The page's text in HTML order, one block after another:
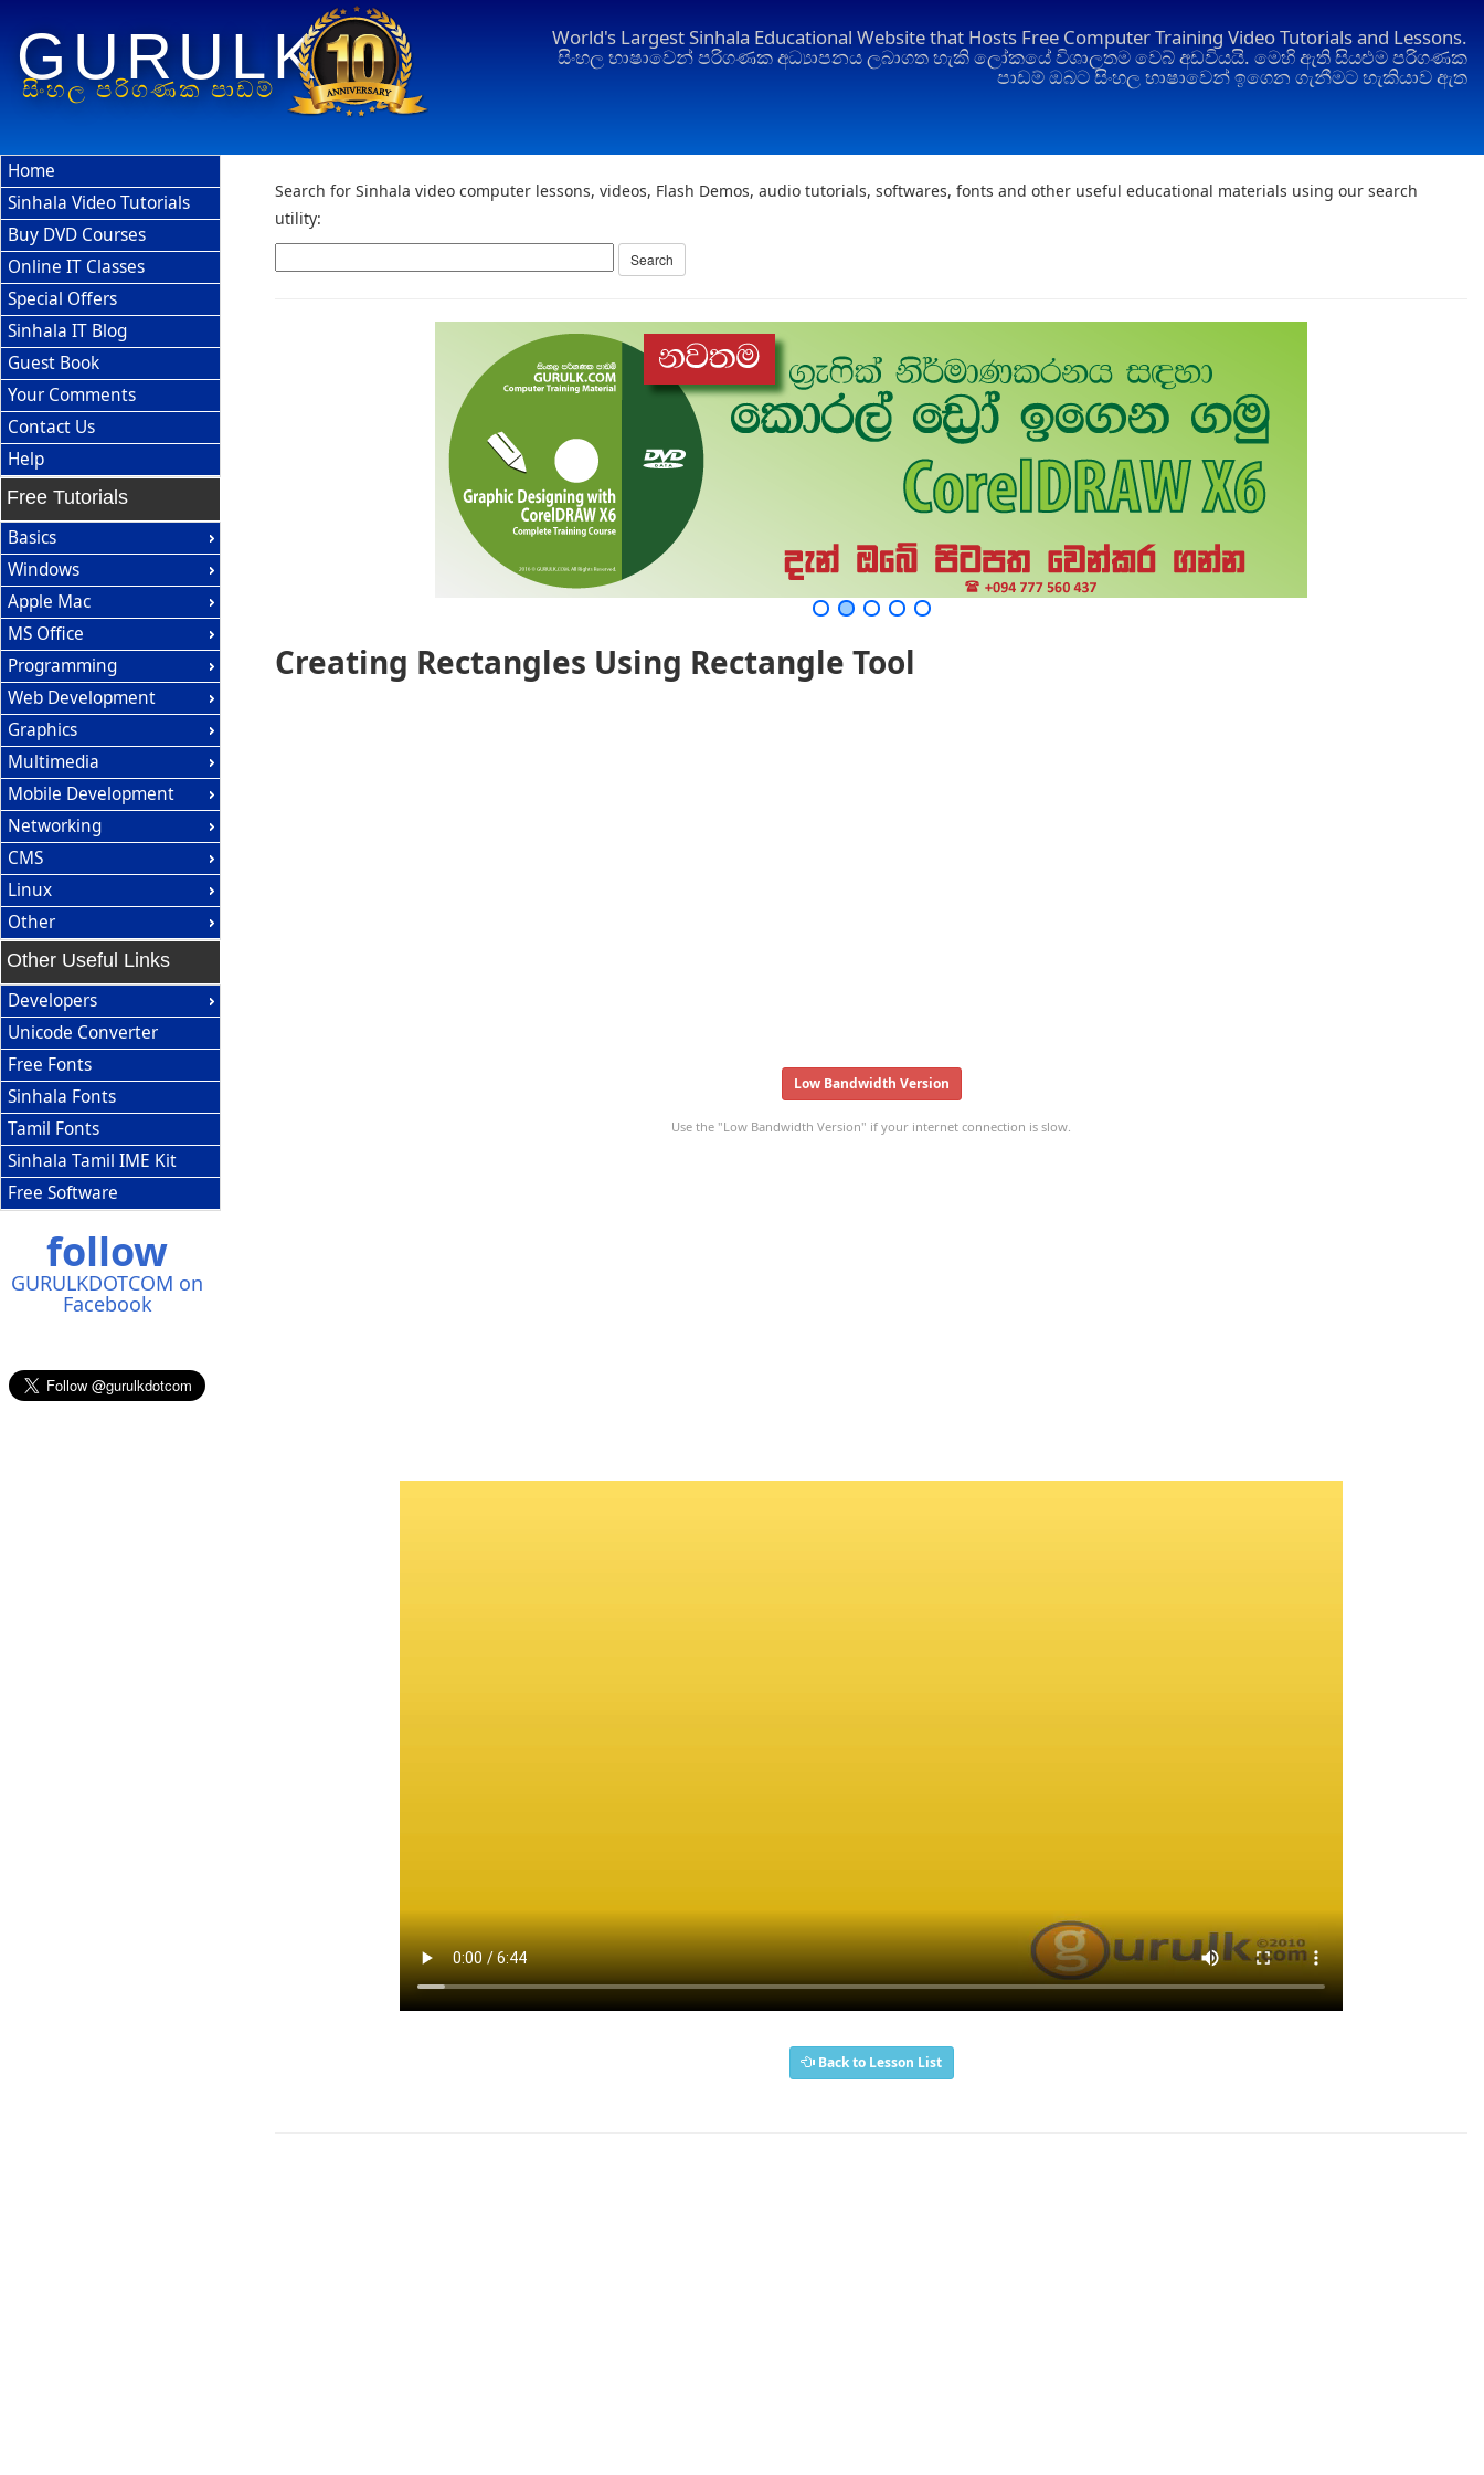
GURULK
සිංහල පරිගණක පාඩම්
World's Largest Sinhala Educational Website that Hosts Free Computer Training Video Tutorials and Lessons.
සිංහල භාෂාවෙන් පරිගණක අධ්‍යාපනය ලබාගත හැකි ලෝකයේ විශාලතම වෙබ් අඩවියයි. මෙහි ඇති සියළුම පරිගණක
පාඩම් ඔබට සිංහල භාෂාවෙන් ඉගෙන ගැනීමට හැකියාව ඇත
Search for Sinhala video computer lessons, videos, Flash Demos, audio tutorials, softwares, fonts and other useful educational materials using our search
utility:
Creating Rectangles Using Rectangle Tool
Low Bandwidth Version
Use the "Low Bandwidth Version" if your internet connection is slow.
Back to Lesson List
Home
Sinhala Video Tutorials
Buy DVD Courses
Online IT Classes
Special Offers
Sinhala IT Blog
Guest Book
Your Comments
Contact Us
Help
Free Tutorials
Basics
Windows
Apple Mac
MS Office
Programming
Web Development
Graphics
Multimedia
Mobile Development
Networking
CMS
Linux
Other
Other Useful Links
Developers
Unicode Converter
Free Fonts
Sinhala Fonts
Tamil Fonts
Sinhala Tamil IME Kit
Free Software
follow
GURULKDOTCOM on
Facebook